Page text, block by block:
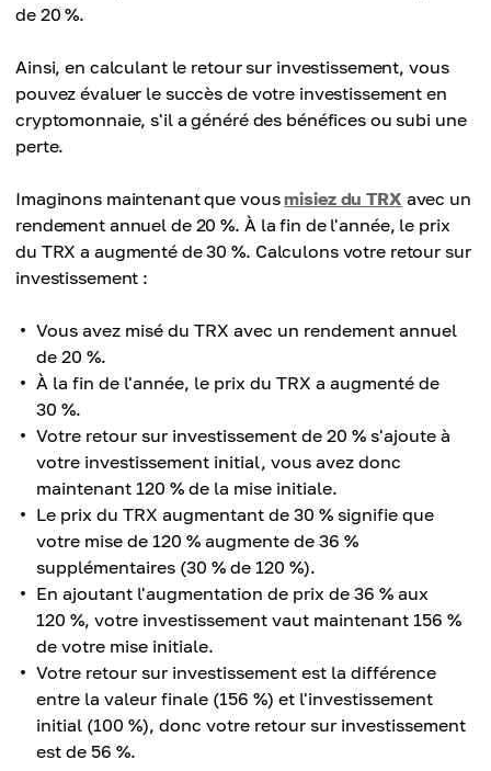
de 20 %.
Ainsi, en calculant le retour sur investissement, vous
pouvez évaluer le succès de votre investissement en
cryptomonnaie, s'il a généré des bénéfices ou subi une
perte.
Imaginons maintenant que vousmisiez du TRX avec un
rendement annuel de 20 %. À la fin de l'année, le prix
du TRX a augmenté de 30 %. Calculons votre retour sur
investissement :
Vous avez misé du TRX avec un rendement annuel
de 20 %.
À la fin de l'année, le prix du TRX a augmenté de
30 %.
Votre retour sur investissement de 20 % s'ajoute à
votre investissement initial, vous avez donc
maintenant 120 % de la mise initiale.
Le prix du TRX augmentant de 30 % signifie que
votre mise de 120 % augmente de 36 %
supplémentaires (30 % de 120 %).
En ajoutant l'augmentation de prix de 36 % aux
120 %, votre investissement vaut maintenant 156 %
de votre mise initiale.
Votre retour sur investissement est la différence
entre la valeur finale (156 %) et l'investissement
initial (100 %), donc votre retour sur investissement
est de 56 %.